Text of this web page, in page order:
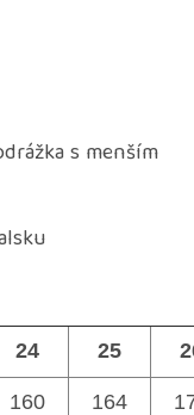
s menším
24 25
160 164